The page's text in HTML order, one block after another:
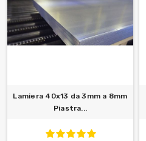
Lamiera 40x13 da 3mm a 8mm
Piastra...